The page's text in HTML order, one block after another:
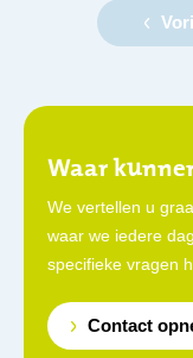
Waar
We vertellen u
waar we iedere
specifieke vragen
Contact